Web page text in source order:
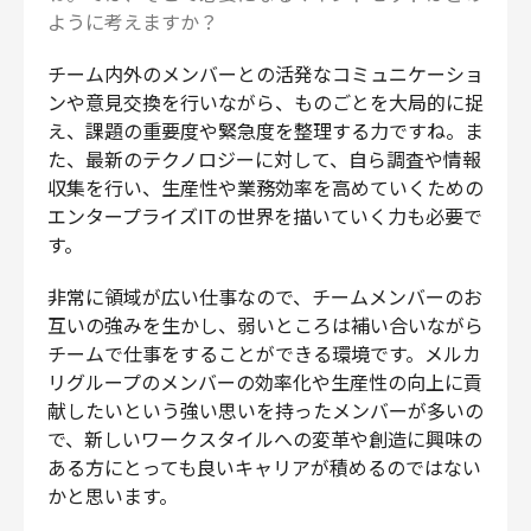
ように考えますか？
チーム内外のメンバーとの活発なコミュニケーショ
ンや意見交換を行いながら、ものごとを大局的に捉
え、課題の重要度や緊急度を整理する力ですね。ま
た、最新のテクノロジーに対して、自ら調査や情報
収集を行い、生産性や業務効率を高めていくための
エンタープライズITの世界を描いていく力も必要で
す。
非常に領域が広い仕事なので、チームメンバーのお
互いの強みを生かし、弱いところは補い合いながら
チームで仕事をすることができる環境です。メルカ
リグループのメンバーの効率化や生産性の向上に貢
献したいという強い思いを持ったメンバーが多いの
で、新しいワークスタイルへの変革や創造に興味の
ある方にとっても良いキャリアが積めるのではない
かと思います。